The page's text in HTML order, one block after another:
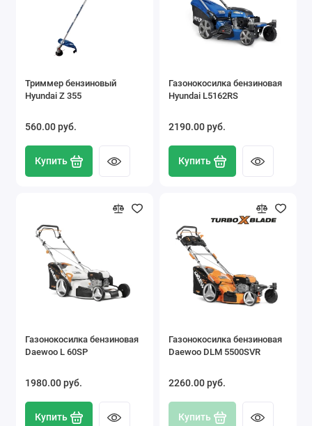
Триммер бензиновый
Hyundai Z 355
560.00 pуб.
Купить
Газонокосилка бензиновая
Hyundai L5162RS
2190.00 pуб.
Купить
Газонокосилка бензиновая
Daewoo L 60SP
1980.00 pуб.
Купить
Газонокосилка бензиновая
Daewoo DLM 5500SVR
2260.00 pуб.
Купить